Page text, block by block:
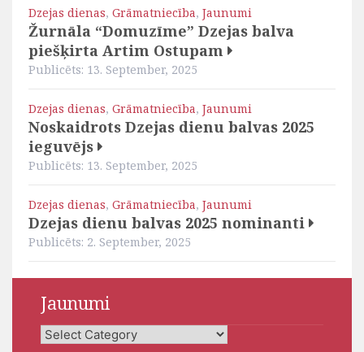
Dzejas dienas, Grāmatniecība, Jaunumi
Žurnāla “Domuzīme” Dzejas balva
piešķirta Artim Ostupam
Publicēts: 13. September, 2025
Dzejas dienas, Grāmatniecība, Jaunumi
Noskaidrots Dzejas dienu balvas 2025
ieguvējs
Publicēts: 13. September, 2025
Dzejas dienas, Grāmatniecība, Jaunumi
Dzejas dienu balvas 2025 nominanti
Publicēts: 2. September, 2025
Jaunumi
Jaunumi